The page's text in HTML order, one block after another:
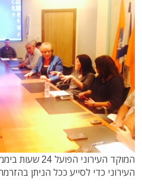
המוקד העירוני
העירוני כדי לסייע ככל הניתן